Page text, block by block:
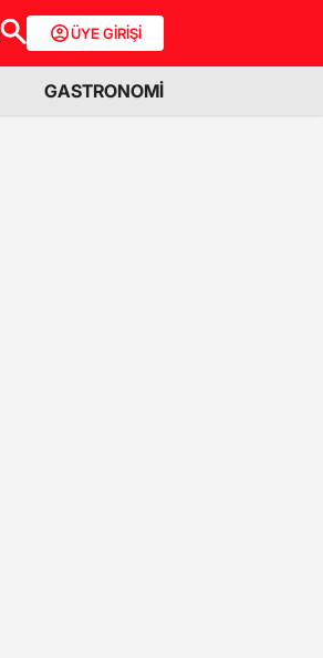
ÜYE GİRİŞİ
GASTRONOMİ